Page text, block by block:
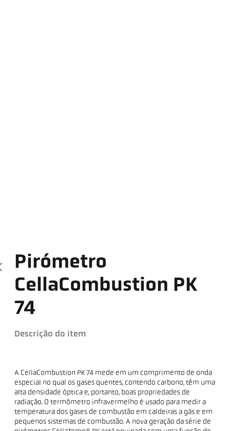
Pirómetro
CellaCombustion PK
74
Descrição do item
A CellaCombustion PK 74 mede em um comprimento de onda
especial no qual os gases quentes, contendo carbono, têm uma
alta densidade óptica e, portanto, boas propriedades de
radiação. O termômetro infravermelho é usado para medir a
temperatura dos gases de combustão em caldeiras a gás e em
pequenos sistemas de combustão. A nova geração da série de